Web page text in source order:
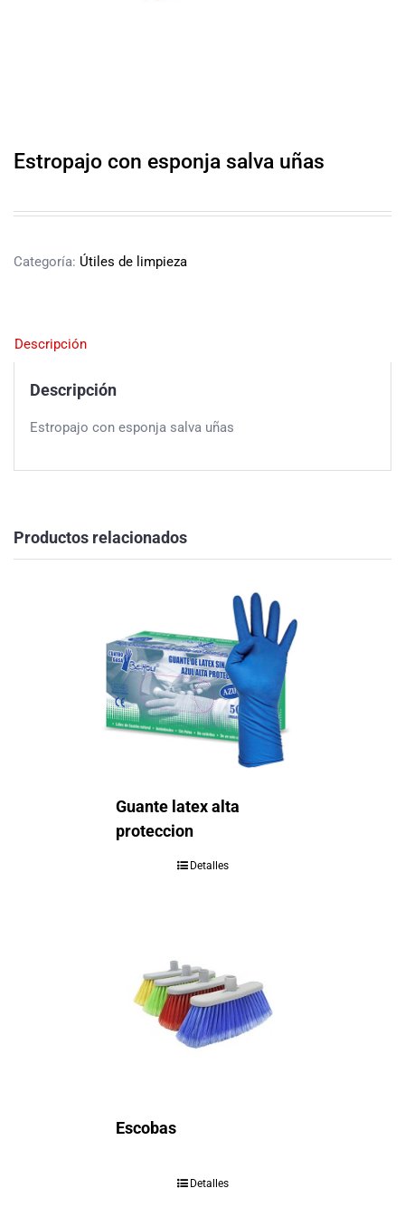
Estropajo con esponja salva uñas
Categoría: Útiles de limpieza
Descripción
Descripción
Estropajo con esponja salva uñas
Productos relacionados
Guante latex alta
proteccion
Detalles
Escobas
Detalles